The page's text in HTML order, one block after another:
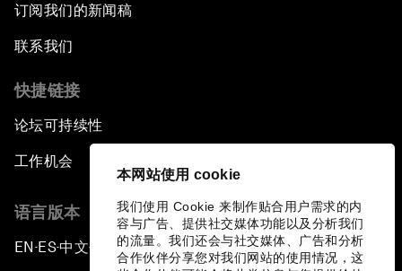
本网站使用 cookie
我们使用 Cookie 来制作贴合用户需求的内
容与广告、提供社交媒体功能以及分析我们
的流量。我们还会与社交媒体、广告和分析
合作伙伴分享您对我们网站的使用情况，这
订阅我们的新闻稿
联系我们
快捷链接
论坛可持续性
工作机会
语言版本
EN ▪ES▪中文▪ 日本語